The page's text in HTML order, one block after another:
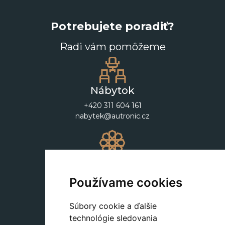
Používame cookies
Súbory cookie a ďalšie
technológie sledovania
Potrebujete poradiť?
Radi vám pomôžeme
Nábytok
+420 311 604 161
nabytek@autronic.cz
+420 311 604 182
dekorace@autronic.cz